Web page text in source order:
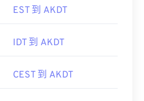
EST 到 AKDT
IDT 到 AKDT
CEST 到 AKDT